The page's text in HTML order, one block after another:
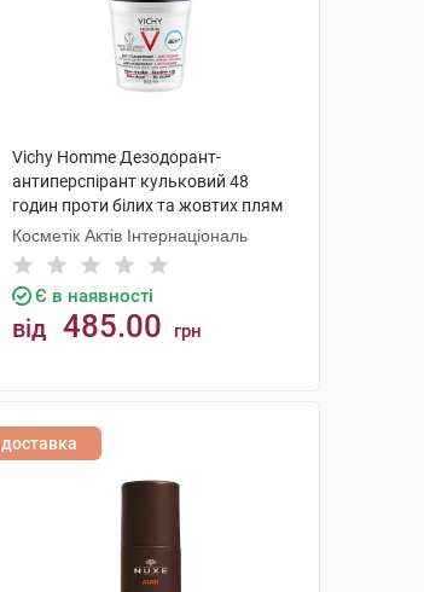
Vichy Homme Дезодорант-
антиперспірант кульковий 48
годин проти білих та жовтих плям
на одязі, для чоловіків 50 мл 1
флакон
Косметік Актів Інтернаціональ
Є в наявності
від 485.00 грн
доставка